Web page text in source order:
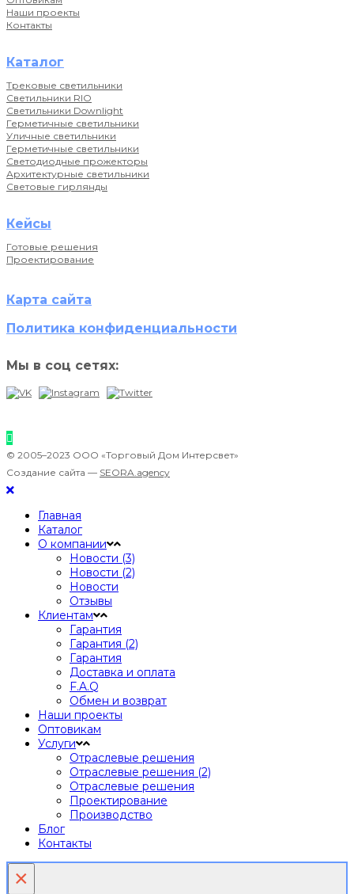
Наши проекты
Контакты
Каталог
Трековые светильники
Светильники RIO
Светильники Downlight
Герметичные светильники
Уличные светильники
Герметичные светильники
Светодиодные прожекторы
Архитектурные светильники
Световые гирлянды
Кейсы
Готовые решения
Проектирование
Карта сайта
Политика конфиденциальности
Мы в соц сетях:
© 2005–2023 ООО «Торговый Дом Интерсвет»
Создание сайта — SEORA.agency
Главная
Каталог
О компании
Новости (3)
Новости (2)
Новости
Отзывы
Клиентам
Гарантия
Гарантия (2)
Гарантия
Доставка и оплата
F.A.Q
Обмен и возврат
Наши проекты
Оптовикам
Услуги
Отраслевые решения
Отраслевые решения (2)
Отраслевые решения
Проектирование
Производство
Блог
Контакты
×